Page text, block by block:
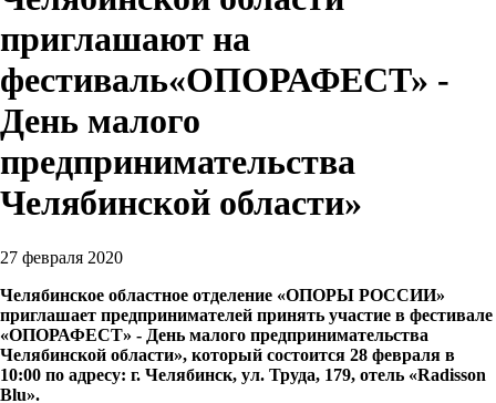
приглашают на
фестиваль«ОПОРАФЕСТ» -
День малого
предпринимательства
Челябинской области»
27 февраля 2020
Челябинское областное отделение «ОПОРЫ РОССИИ»
приглашает предпринимателей принять участие в фестивале
«ОПОРАФЕСТ» - День малого предпринимательства
Челябинской области», который состоится 28 февраля в
10:00 по адресу: г. Челябинск, ул. Труда, 179, отель «Radisson
Blu».